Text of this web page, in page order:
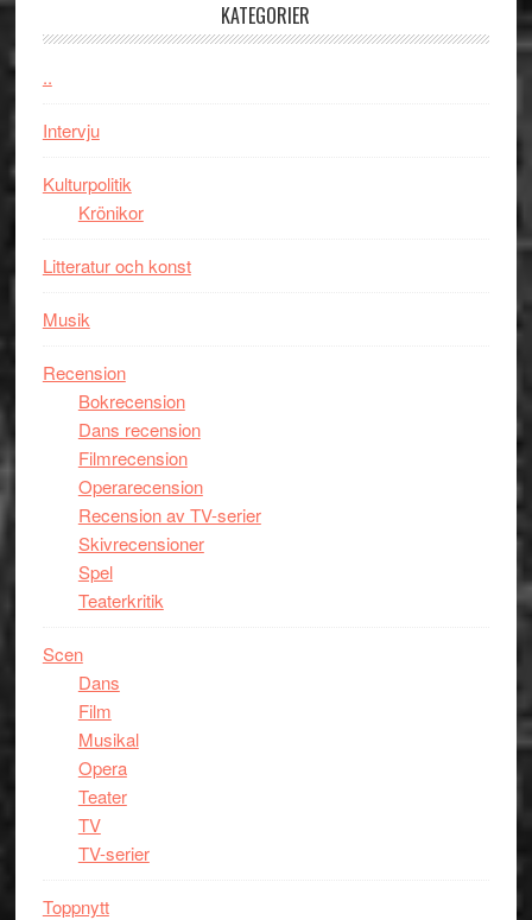
kan
KATEGORIER
..
Intervju
Kulturpolitik
Krönikor
Litteratur och konst
Musik
Recension
Bokrecension
Dans recension
Filmrecension
Operarecension
Recension av TV-serier
Skivrecensioner
Spel
Teaterkritik
Scen
Dans
Film
Musikal
Opera
Teater
TV
TV-serier
Toppnytt